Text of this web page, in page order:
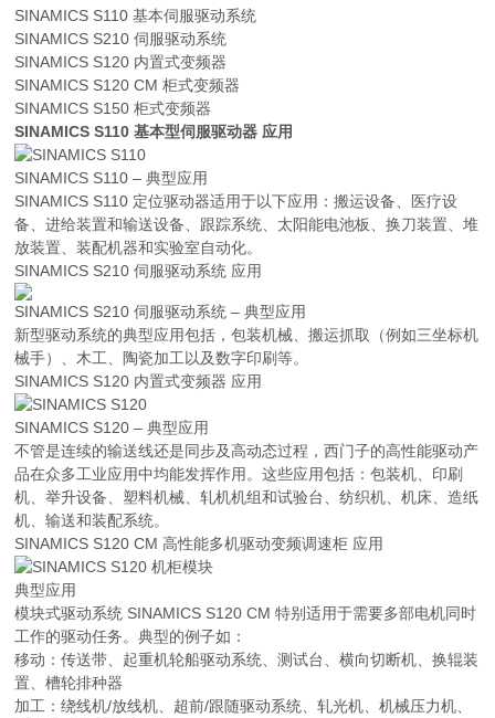
SINAMICS S110 基本伺服驱动系统
SINAMICS S210 伺服驱动系统
SINAMICS S120 内置式变频器
SINAMICS S120 CM 柜式变频器
SINAMICS S150 柜式变频器
SINAMICS S110 基本型伺服驱动器 应用
SINAMICS S110 – 典型应用
SINAMICS S110 定位驱动器适用于以下应用：搬运设备、医疗设
备、进给装置和输送设备、跟踪系统、太阳能电池板、换刀装置、堆
放装置、装配机器和实验室自动化。
SINAMICS S210 伺服驱动系统 应用
SINAMICS S210 伺服驱动系统 – 典型应用
新型驱动系统的典型应用包括，包装机械、搬运抓取（例如三坐标机
械手）、木工、陶瓷加工以及数字印刷等。
SINAMICS S120 内置式变频器 应用
SINAMICS S120 – 典型应用
不管是连续的输送线还是同步及高动态过程，西门子的高性能驱动产
品在众多工业应用中均能发挥作用。这些应用包括：包装机、印刷
机、举升设备、塑料机械、轧机机组和试验台、纺织机、机床、造纸
机、输送和装配系统。
SINAMICS S120 CM 高性能多机驱动变频调速柜 应用
典型应用
模块式驱动系统 SINAMICS S120 CM 特别适用于需要多部电机同时
工作的驱动任务。典型的例子如：
移动：传送带、起重机轮船驱动系统、测试台、横向切断机、换辊装
置、槽轮排种器
加工：绕线机/放线机、超前/跟随驱动系统、轧光机、机械压力机、